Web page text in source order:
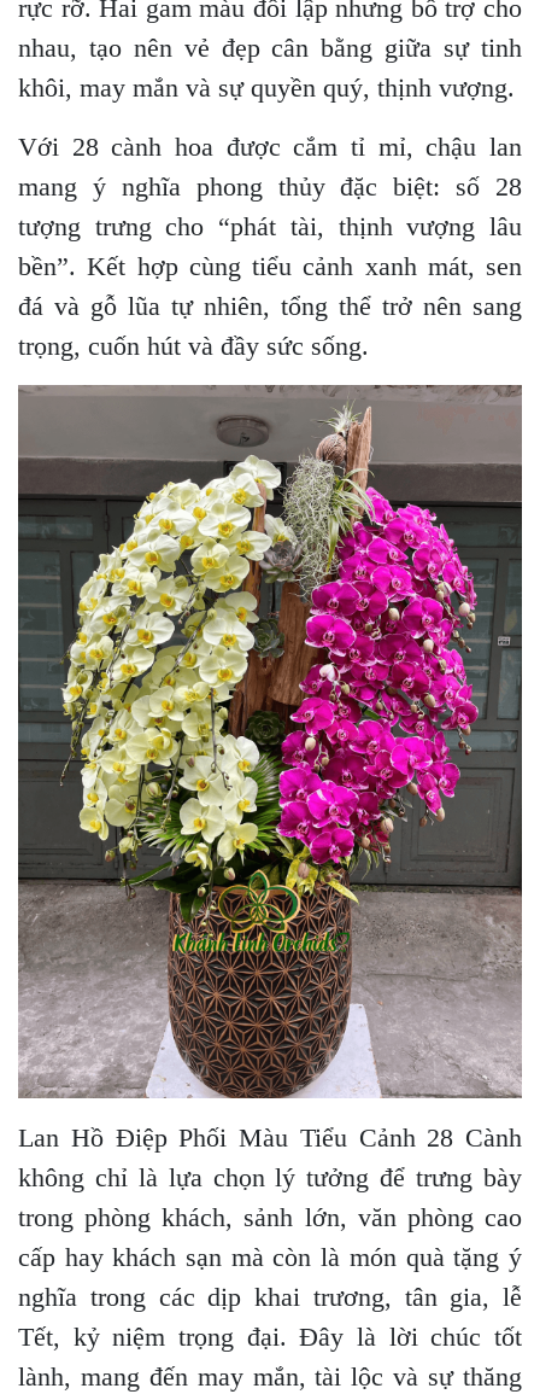
rực rỡ. Hai gam màu đối lập nhưng bổ trợ cho
nhau, tạo nên vẻ đẹp cân bằng giữa sự tinh
khôi, may mắn và sự quyền quý, thịnh vượng.
Với 28 cành hoa được cắm tỉ mỉ, chậu lan
mang ý nghĩa phong thủy đặc biệt: số 28
tượng trưng cho “phát tài, thịnh vượng lâu
bền”. Kết hợp cùng tiểu cảnh xanh mát, sen
đá và gỗ lũa tự nhiên, tổng thể trở nên sang
trọng, cuốn hút và đầy sức sống.
Lan Hồ Điệp Phối Màu Tiểu Cảnh 28 Cành
không chỉ là lựa chọn lý tưởng để trưng bày
trong phòng khách, sảnh lớn, văn phòng cao
cấp hay khách sạn mà còn là món quà tặng ý
nghĩa trong các dịp khai trương, tân gia, lễ
Tết, kỷ niệm trọng đại. Đây là lời chúc tốt
lành, mang đến may mắn, tài lộc và sự thăng